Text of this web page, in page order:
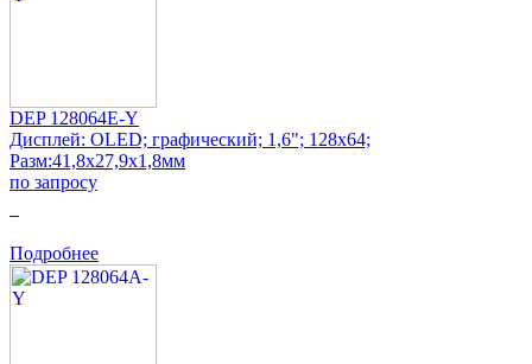
DEP 128064E-Y
Дисплей: OLED; графический; 1,6"; 128x64;
Разм:41,8x27,9x1,8мм
по запросу
Подробнее